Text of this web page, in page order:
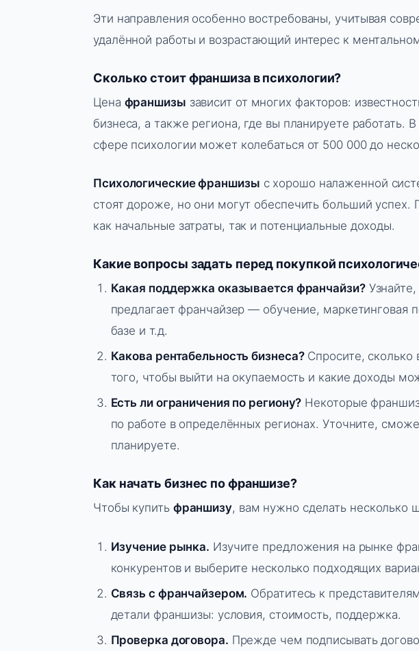
Эти направления особенно востребованы, учитывая
удалённой работы и возрастающий интерес к
Сколько стоит франшиза в психологии?
Цена франшизы зависит от многих факторов:
бизнеса, а также региона, где вы планируете работать.
сфере психологии может колебаться от 500 000 до
Психологические франшизы с хорошо налаженной
стоят дороже, но они могут обеспечить больший успех.
как начальные затраты, так и потенциальные доходы.
Какие вопросы задать перед покупкой
Какая поддержка оказывается франчайзи?
предлагает франчайзер — обучение, маркетинговая
базе и т.д.
Какова рентабельность бизнеса?Спросите, сколько
того, чтобы выйти на окупаемость и какие доходы
Есть ли ограничения по региону? Некоторые
по работе в определённых регионах. Уточните,
планируете.
Как начать бизнес по франшизе?
Чтобы купить франшизу, вам нужно сделать несколько
Изучение рынка. Изучите предложения на рынке
конкурентов и выберите несколько подходящих
Связь с франчайзером. Обратитесь к
детали франшизы: условия, стоимость, поддержка.
Проверка договора. Прежде чем подписывать